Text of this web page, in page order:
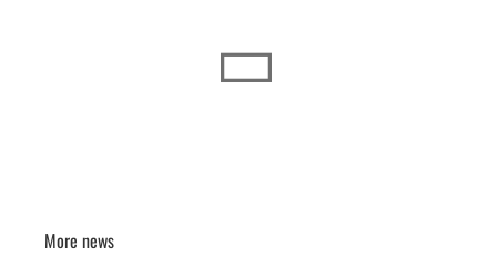
More news